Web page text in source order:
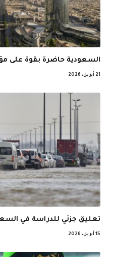
السعودية حاضرة بقوة على مؤشر
21 أبريل، 2026
تعليق جزئي للدراسة في
15 أبريل، 2026